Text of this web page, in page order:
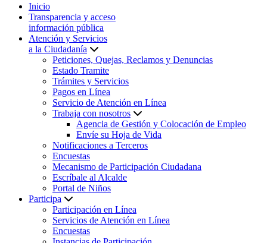
Inicio
Transparencia y acceso
información pública
Atención y Servicios
a la Ciudadanía
Peticiones, Quejas, Reclamos y Denuncias
Estado Tramite
Trámites y Servicios
Pagos en Línea
Servicio de Atención en Línea
Trabaja con nosotros
Agencia de Gestión y Colocación de Empleo
Envíe su Hoja de Vida
Notificaciones a Terceros
Encuestas
Mecanismo de Participación Ciudadana
Escríbale al Alcalde
Portal de Niños
Participa
Participación en Línea
Servicios de Atención en Línea
Encuestas